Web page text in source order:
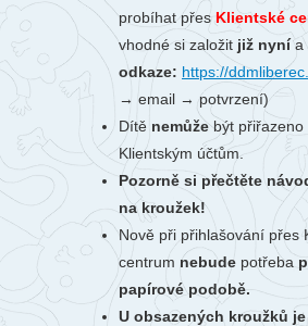
probíhat přes Klientské
vhodné si založit již nynía
odkaze: https://
→ email → potvrzení)
Dítě nemůžebýt přiřazeno
Klientským účtům.
Pozorně si přečtěte
na kroužek!
Nově při přihlašování přes
centrum nebude potřeba
papírové podobě.
U obsazených kroužků